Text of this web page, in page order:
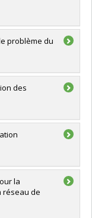
problème du
des
la
réseau de